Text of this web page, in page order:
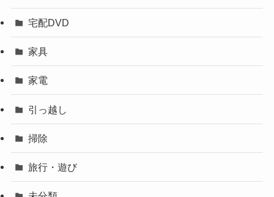
宅配DVD
家具
家電
引っ越し
掃除
旅行・遊び